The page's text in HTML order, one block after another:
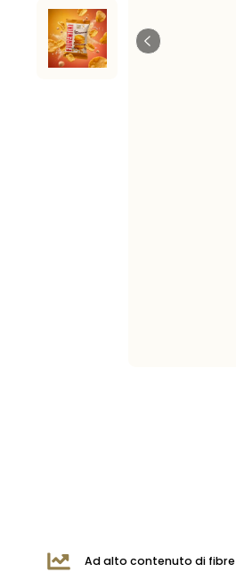
Ad alto contenuto di fibre